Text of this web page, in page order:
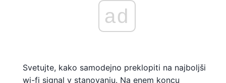
ad
Svetujte, kako samodejno preklopiti na najboljši
wi-fi signal v stanovanju. Na enem koncu